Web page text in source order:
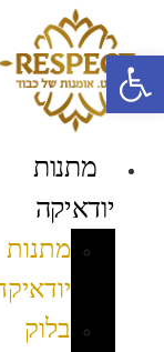
מתנות
יודאיקה
מתנות
בלוק
פתח סרגל נגישות